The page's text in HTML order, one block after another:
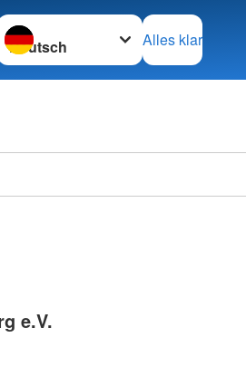
wechseln zu
Alles klar
e.V.